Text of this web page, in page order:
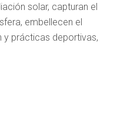
solar, capturan el
embellecen el
prácticas deportivas,